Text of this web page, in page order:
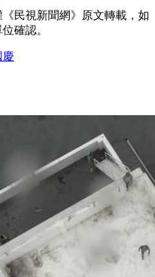
民視新聞網》原文轉載，如
確認。
慶